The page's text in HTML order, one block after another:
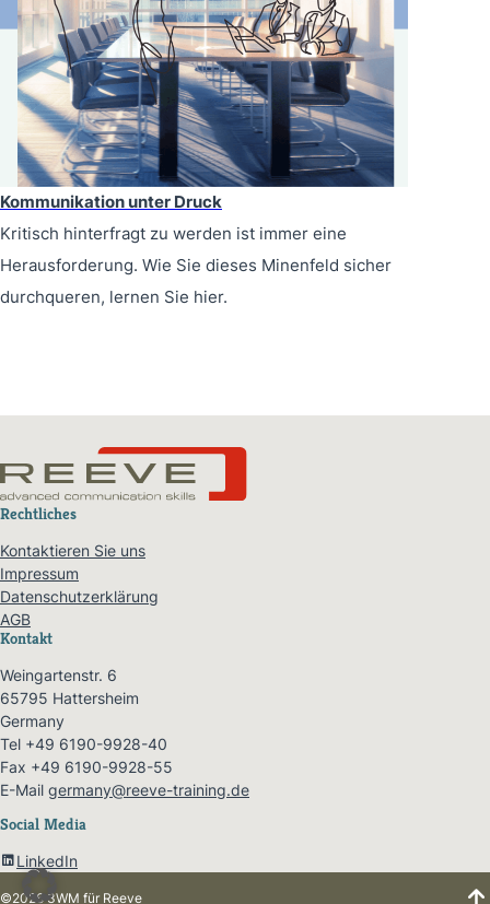
Kommunikation unter Druck
Kritisch hinterfragt zu werden ist immer eine
Herausforderung. Wie Sie dieses Minenfeld sicher
durchqueren, lernen Sie hier.
Rechtliches
Kontaktieren Sie uns
Impressum
Datenschutzerklärung
AGB
Kontakt
Weingartenstr. 6
65795 Hattersheim
Germany
Tel +49 6190-9928-40
Fax +49 6190-9928-55
E-Mail germany@reeve-training.de
Social Media
LinkedIn
©2026 3WM für Reeve